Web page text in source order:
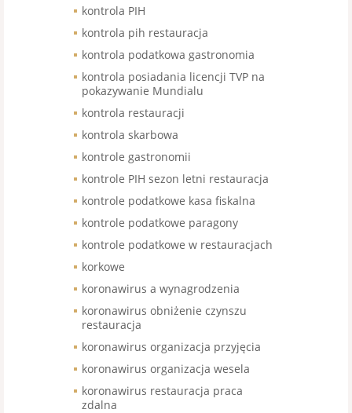
kontrola PIH
kontrola pih restauracja
kontrola podatkowa gastronomia
kontrola posiadania licencji TVP na
pokazywanie Mundialu
kontrola restauracji
kontrola skarbowa
kontrole gastronomii
kontrole PIH sezon letni restauracja
kontrole podatkowe kasa fiskalna
kontrole podatkowe paragony
kontrole podatkowe w restauracjach
korkowe
koronawirus a wynagrodzenia
koronawirus obniżenie czynszu
restauracja
koronawirus organizacja przyjęcia
koronawirus organizacja wesela
koronawirus restauracja praca
zdalna